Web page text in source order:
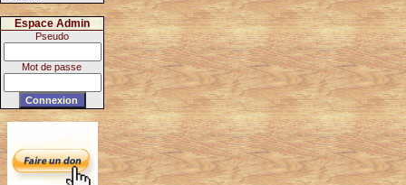
Espace Admin
Pseudo
Mot de passe